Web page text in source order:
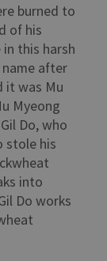
burned to
of his
this harsh
after
it was Mu
Myeong
Do, who
stole his
into
Do works